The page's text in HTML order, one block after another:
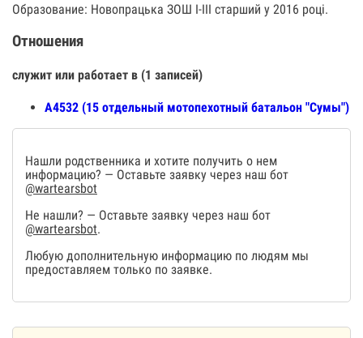
Образование: Новопрацька ЗОШ І-ІІІ старший у 2016 році.
Отношения
служит или работает в (1 записей)
А4532 (15 отдельный мотопехотный батальон "Сумы")
Нашли родственника и хотите получить о нем
информацию? — Оставьте заявку через наш бот
@wartearsbot
Не нашли? — Оставьте заявку через наш бот
@wartearsbot.
Любую дополнительную информацию по людям мы
предоставляем только по заявке.